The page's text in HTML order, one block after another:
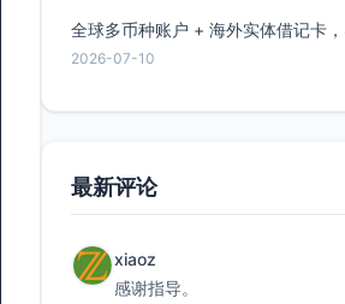
2026-07-10
最新评论
xiaoz
感谢指导。